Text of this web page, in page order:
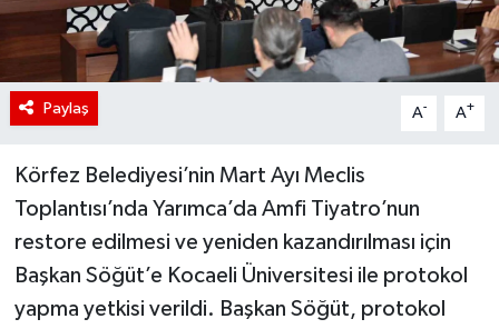
Paylaş A- A+
Körfez Belediyesi’nin Mart Ayı Meclis
Toplantısı’nda Yarımca’da Amfi Tiyatro’nun
restore edilmesi ve yeniden kazandırılması için
Başkan Söğüt’e Kocaeli Üniversitesi ile protokol
yapma yetkisi verildi. Başkan Söğüt, protokol